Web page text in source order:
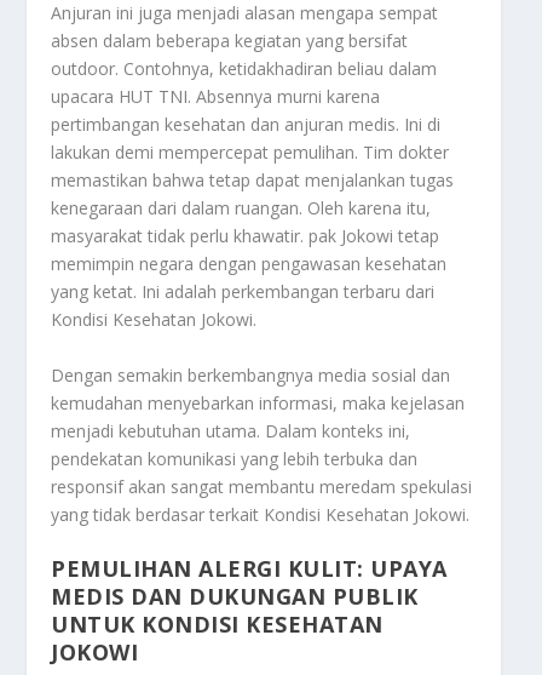
Anjuran ini juga menjadi alasan mengapa sempat
absen dalam beberapa kegiatan yang bersifat
outdoor. Contohnya, ketidakhadiran beliau dalam
upacara HUT TNI. Absennya murni karena
pertimbangan kesehatan dan anjuran medis. Ini di
lakukan demi mempercepat pemulihan. Tim dokter
memastikan bahwa tetap dapat menjalankan tugas
kenegaraan dari dalam ruangan. Oleh karena itu,
masyarakat tidak perlu khawatir. pak Jokowi tetap
memimpin negara dengan pengawasan kesehatan
yang ketat. Ini adalah perkembangan terbaru dari
Kondisi Kesehatan Jokowi.
Dengan semakin berkembangnya media sosial dan
kemudahan menyebarkan informasi, maka kejelasan
menjadi kebutuhan utama. Dalam konteks ini,
pendekatan komunikasi yang lebih terbuka dan
responsif akan sangat membantu meredam spekulasi
yang tidak berdasar terkait Kondisi Kesehatan Jokowi.
PEMULIHAN ALERGI KULIT: UPAYA
MEDIS DAN DUKUNGAN PUBLIK
UNTUK KONDISI KESEHATAN
JOKOWI